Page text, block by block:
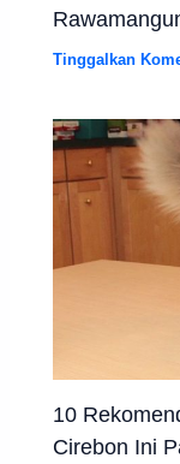
Tinggalkan
10
Cirebon Ini